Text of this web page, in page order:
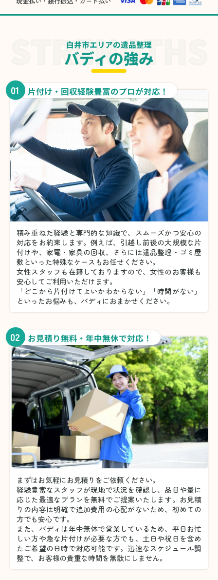
白井市エリアの遺品整理
バディの強み
01 片付け・回収経験豊富のプロが対応！
積み重ねた経験と専門的な知識で、スムーズかつ安心の
対応をお約束します。例えば、引越し前後の大規模な片
付けや、家電・家具の回収、さらには遺品整理・ゴミ屋
敷といった特殊なケースもお任せください。
女性スタッフも在籍しておりますので、女性のお客様も
安心してご利用いただけます。
「どこから片付けてよいかわからない」「時間がない」
といったお悩みも、バディにおまかせください。
02 お見積り無料・年中無休で対応！
まずはお気軽にお見積りをご依頼ください。
経験豊富なスタッフが現地で状況を確認し、品目や量に
応じた最適なプランを無料でご提案いたします。お見積
りの内容は明確で追加費用の心配がないため、初めての
方でも安心です。
また、バディは年中無休で営業しているため、平日お忙
しい方や急な片付けが必要な方でも、土日や祝日を含め
たご希望の日時で対応可能です。迅速なスケジュール調
整で、お客様の貴重な時間を無駄にしません。